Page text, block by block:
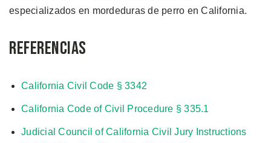
especializados en mordeduras de perro en California.
Referencias
California Civil Code § 3342
California Code of Civil Procedure § 335.1
Judicial Council of California Civil Jury Instructions